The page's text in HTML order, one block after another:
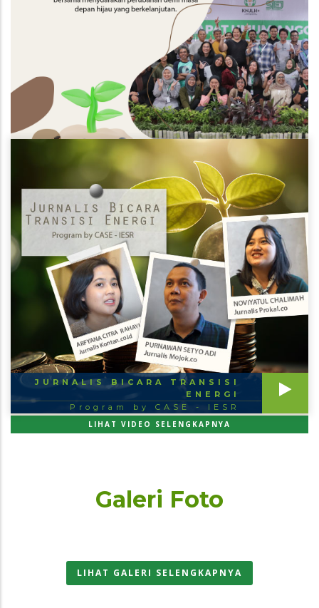
JURNALIS BICARA TRANSISI
ENERGI
Program by CASE - IESR
LIHAT VIDEO SELENGKAPNYA
Galeri Foto
LIHAT GALERI SELENGKAPNYA